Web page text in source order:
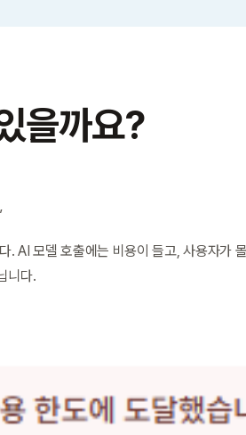
을까요?
AI 모델 호출에는 비용이 들고, 사용자가
니다.